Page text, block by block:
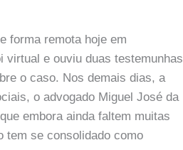
forma remota hoje em
virtual e ouviu duas testemunhas
o caso. Nos demais dias, a
o advogado Miguel José da
embora ainda faltem muitas
tem se consolidado como